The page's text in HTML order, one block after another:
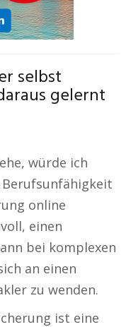
selbst
gelernt
würde ich
online
einen
bei komplexen
an einen
zu wenden.
ist eine